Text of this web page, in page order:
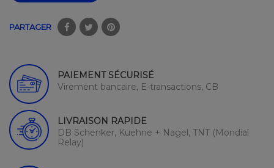
PARTAGER
PAIEMENT SÉCURISÉ
Virement bancaire, E-transactions, CB
LIVRAISON RAPIDE
DB Schenker, Kuehne + Nagel, TNT (Mondial
Relay)